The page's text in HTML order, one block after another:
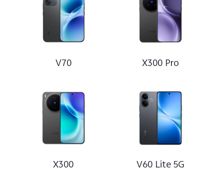
V70 X300 Pro
X300 V60 Lite 5G